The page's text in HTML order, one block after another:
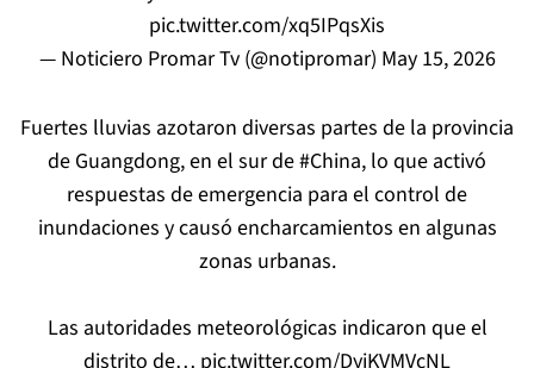
pic.twitter.com/xq5IPqsXis
— Noticiero Promar Tv (@notipromar) May 15, 2026
Fuertes lluvias azotaron diversas partes de la provincia
de Guangdong, en el sur de#China, lo que activó
respuestas de emergencia para el control de
inundaciones y causó encharcamientos en algunas
zonas urbanas.
Las autoridades meteorológicas indicaron que el
distrito de… pic.twitter.com/DyiKVMVcNL